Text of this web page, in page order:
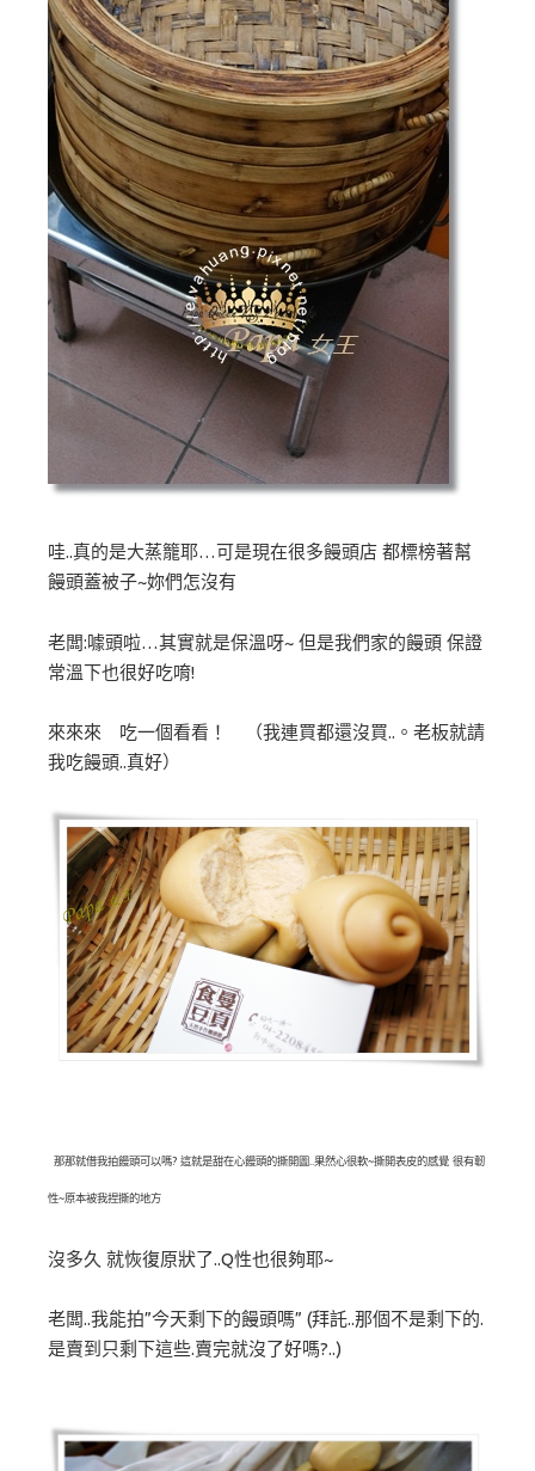
哇..真的是大蒸籠耶…可是現在很多饅頭店 都標榜著幫
饅頭蓋被子~妳們怎沒有
老闆:噱頭啦…其實就是保溫呀~ 但是我們家的饅頭 保證
常溫下也很好吃唷!
來來來 吃一個看看！ （我連買都還沒買..。老板就請
我吃饅頭..真好）
那那就借我拍饅頭可以嗎? 這就是甜在心饅頭的撕開圖..果然心很軟~撕開表皮的感覺 很有韌
性~原本被我捏撕的地方
沒多久 就恢復原狀了..Q性也很夠耶~
老闆..我能拍”今天剩下的饅頭嗎” (拜託..那個不是剩下的.
是賣到只剩下這些.賣完就沒了好嗎?..)